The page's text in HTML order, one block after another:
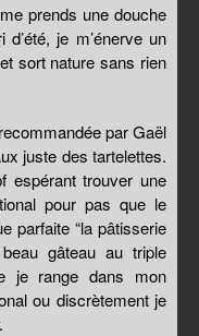
prends une douche
je m’énerve un
sort nature sans rien
par Gaël
juste des tartelettes.
espérant trouver une
pour pas que le
parfaite “la pâtisserie
gâteau au triple
je range dans mon
ou discrètement je